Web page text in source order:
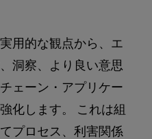
用的な観点から、エ
洞察、より良い意思
ェーン・アプリケー
化します。 これは組
プロセス、利害関係